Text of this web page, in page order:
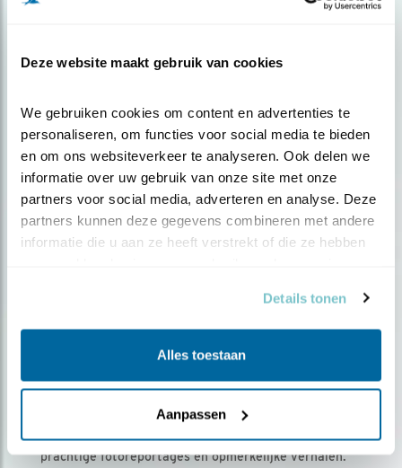
Deze website maakt gebruik van cookies
We gebruiken cookies om content en advertenties te
personaliseren, om functies voor social media te bieden
en om ons websiteverkeer te analyseren. Ook delen we
informatie over uw gebruik van onze site met onze
partners voor social media, adverteren en analyse. Deze
partners kunnen deze gegevens combineren met andere
informatie die u aan ze heeft verstrekt of die ze hebben
Details tonen
Alles toestaan
Aanpassen
over vogels en activiteiten van Vogelbescherming.
Ontvang 5 x Vogels voor € 36,00 per jaar
Vogels is het tijdschrift voor onze leden, met
prachtige fotoreportages en opmerkelijke verhalen.